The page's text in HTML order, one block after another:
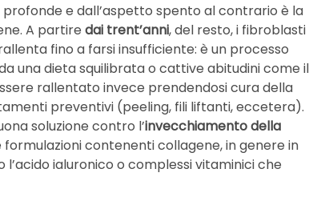
profonde e dall’aspetto spento al contrario è la
A partire dai trent’anni, del resto, i fibroblasti
fino a farsi insufficiente: è un processo
una dieta squilibrata o cattive abitudini come il
rallentato invece prendendosi cura della
preventivi (peeling, fili liftanti, eccetera).
soluzione contro l’invecchiamento della
contenenti collagene, in genere in
ialuronico o complessi vitaminici che